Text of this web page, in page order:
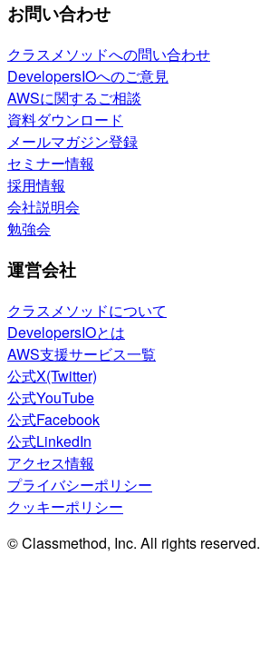
お問い合わせ
クラスメソッドへの問い合わせ
DevelopersIOへのご意見
AWSに関するご相談
資料ダウンロード
メールマガジン登録
セミナー情報
採用情報
会社説明会
勉強会
運営会社
クラスメソッドについて
DevelopersIOとは
AWS支援サービス一覧
公式X(Twitter)
公式YouTube
公式Facebook
公式LinkedIn
アクセス情報
プライバシーポリシー
クッキーポリシー
© Classmethod, Inc. All rights reserved.